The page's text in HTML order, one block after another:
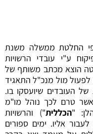
פי החלטת ממשלה משנת
ע"י עובדי הרשויות
הוצא מכתב משותף של
מול מנכ"ל התאגיד
של העובדים שיועסקו בו.
החל לפעול בשנת 2020, כאשר טרם לכך נוהל מו"מ
"הכללית") והרשויות
אליו. ימים ספורים